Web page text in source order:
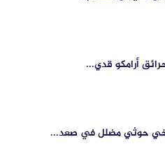
أرامكو قدي...
حوثي مضلل في صعد...